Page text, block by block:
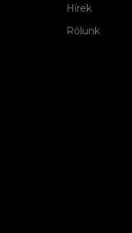
Hírek
Rólunk